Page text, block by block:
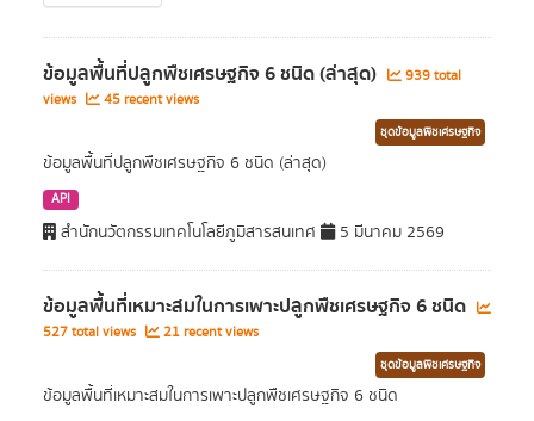
ข้อมูลพื้นที่ปลูกพืชเศรษฐกิจ 6 ชนิด (ล่าสุด)
939 total
views
45 recent views
ชุดข้อมูลพืชเศรษฐกิจ
ข้อมูลพื้นที่ปลูกพืชเศรษฐกิจ 6 ชนิด (ล่าสุด)
API
สำนักนวัตกรรมเทคโนโลยีภูมิสารสนเทศ 5 มีนาคม 2569
ข้อมูลพื้นที่เหมาะสมในการเพาะปลูกพืชเศรษฐกิจ 6 ชนิด
527 total views 21 recent views
ชุดข้อมูลพืชเศรษฐกิจ
ข้อมูลพื้นที่เหมาะสมในการเพาะปลูกพืชเศรษฐกิจ 6 ชนิด